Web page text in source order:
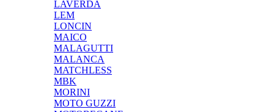
LAVERDA
LEM
LONCIN
MAICO
MALAGUTTI
MALANCA
MATCHLESS
MBK
MORINI
MOTO GUZZI